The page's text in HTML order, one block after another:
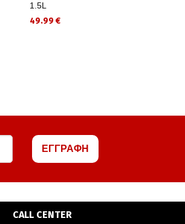
1.5L
49.99 €
ΕΓΓΡΑΦΗ
CALL CENTER